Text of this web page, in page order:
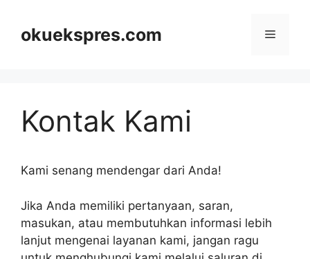
okuekspres.com Menu
Kontak Kami
Kami senang mendengar dari Anda!
Jika Anda memiliki pertanyaan, saran,
masukan, atau membutuhkan informasi lebih
lanjut mengenai layanan kami, jangan ragu